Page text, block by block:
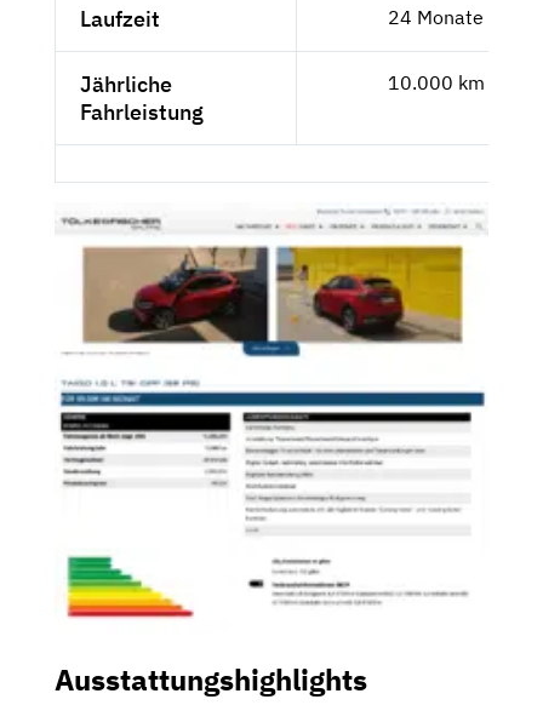
Laufzeit 24 Monate
Jährliche
Fahrleistung
10.000 km
Ausstattungshighlights